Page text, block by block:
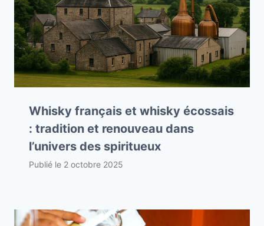
Whisky français et whisky écossais
: tradition et renouveau dans
l’univers des spiritueux
Publié le 2 octobre 2025